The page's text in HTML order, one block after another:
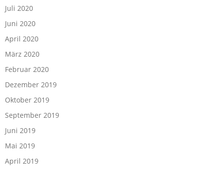
Juli 2020
Juni 2020
April 2020
März 2020
Februar 2020
Dezember 2019
Oktober 2019
September 2019
Juni 2019
Mai 2019
April 2019